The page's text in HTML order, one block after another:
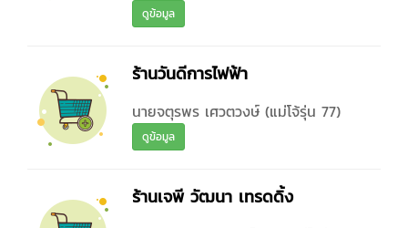
ดูข้อมูล
ร้านวันดีการไฟฟ้า
นายจตุรพร เศวตวงษ์ (แม่โจ้รุ่น 77)
ดูข้อมูล
ร้านเจพี วัฒนา เทรดดิ้ง